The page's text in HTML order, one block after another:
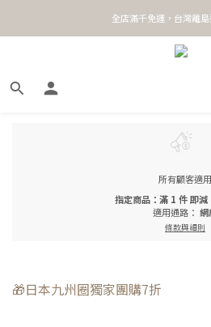
全店滿千免運，台灣離
所有顧客適用
指定商品：滿 1 件 即
適用通路： 網
條款與細則
🎁日本九州圈獨家團購7折